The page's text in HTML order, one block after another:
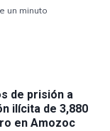
un minuto
de prisión a
ilícita de 3,880
en Amozoc